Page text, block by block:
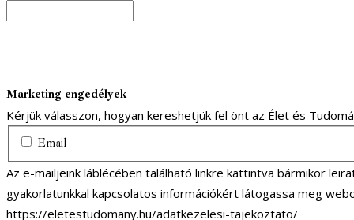
Marketing engedélyek
Kérjük válasszon, hogyan kereshetjük fel önt az Élet és
Email
Az e-mailjeink láblécében található linkre kattintva bármikor
gyakorlatunkkal kapcsolatos információkért látogassa meg
https://eletestudomany.hu/adatkezelesi-tajekoztato/